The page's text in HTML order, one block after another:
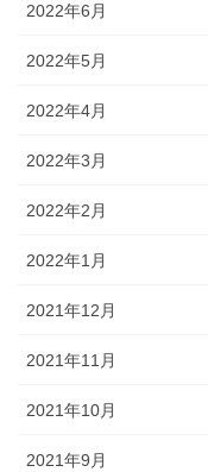
2022年6月
2022年5月
2022年4月
2022年3月
2022年2月
2022年1月
2021年12月
2021年11月
2021年10月
2021年9月